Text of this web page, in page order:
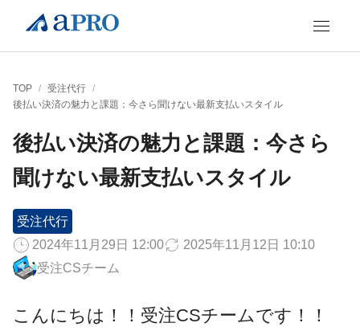
TOP / 受注代行 /
後払い決済の魅力と課題：今さら聞けない最新支払いスタイル
後払い決済の魅力と課題：今さら
聞けない最新支払いスタイル
受注代行
2024年11月29日 12:00
2025年11月12日 10:10
受注CSチーム
こんにちは！！受注CSチームです！！